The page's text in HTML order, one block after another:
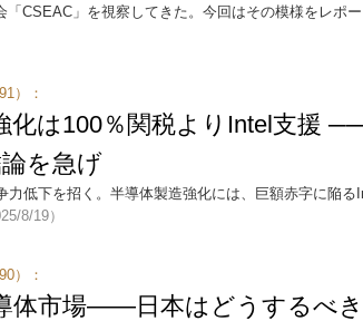
CSEAC」を視察してきた。今回はその模様をレポー
）：
化は100％関税よりIntel支援
を急げ
力低下を招く。半導体製造強化には、巨額赤字に陥る
8/19）
）：
体市場――日本はどうするべき